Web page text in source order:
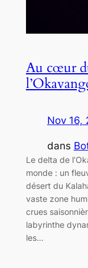
Au cœur
Nov 16,
dans
Le delta de
monde : un
désert du
vaste zone
crues
labyrinthe
les…